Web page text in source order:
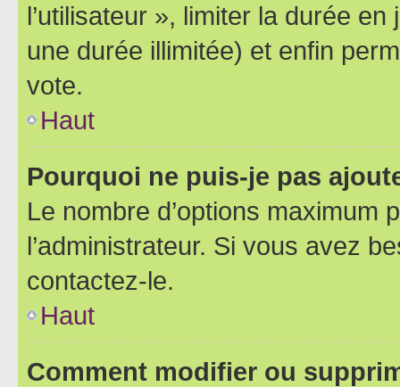
l’utilisateur », limiter la durée
une durée illimitée) et enfin
vote.
Haut
Pourquoi ne puis-je pas
Le nombre d’options maximum
l’administrateur. Si vous avez
contactez-le.
Haut
Comment modifier ou